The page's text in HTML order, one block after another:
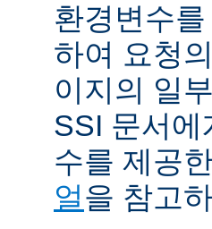
환경변수
하여 요청
이지의 일
SSI 문서
수를 제공
얼을 참고